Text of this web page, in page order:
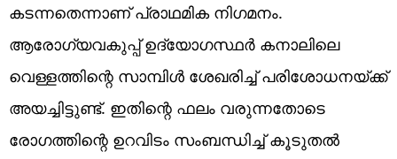
കടന്നതെന്നാണ് പ്രാഥമിക നിഗമനം.
ആരോഗ്യവകുപ്പ് ഉദ്യോഗസ്ഥർ കനാലിലെ
വെള്ളത്തിന്റെ സാമ്പിൾ ശേഖരിച്ച് പരിശോധനയ്ക്ക്
അയച്ചിട്ടുണ്ട്. ഇതിന്റെ ഫലം വരുന്നതോടെ
രോഗത്തിന്റെ ഉറവിടം സംബന്ധിച്ച് കൂടുതൽ